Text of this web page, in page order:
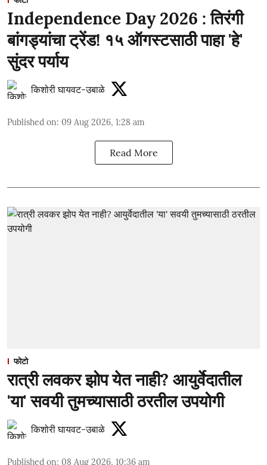
Independence Day 2026 : तिरंगी
बांगड्यांचा ट्रेंड! १५ ऑगस्टसाठी पाहा 'हे'
सुंदर पर्याय
किशोरी घायवट-उबाळे
Published on: 09 Aug 2026, 1:28 am
Read More
फोटो
रात्री लवकर झोप येत नाही? आयुर्वेदातील
'या' सवयी तुमच्यासाठी ठरतील उपयोगी
किशोरी घायवट-उबाळे
Published on: 08 Aug 2026, 10:36 am